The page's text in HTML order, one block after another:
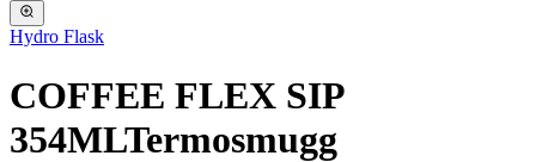
Hydro Flask
COFFEE FLEX SIP
354MLTermosmugg